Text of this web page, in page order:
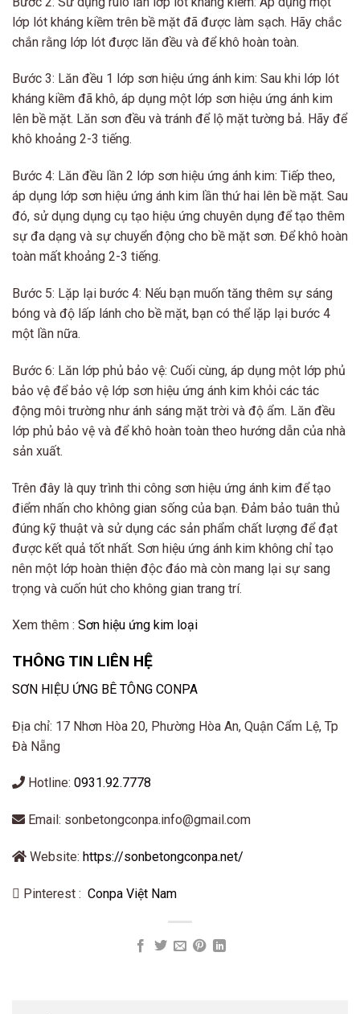
lớp lót kháng kiềm trên bề mặt đã được làm sạch. Hãy chắc
chắn rằng lớp lót được lăn đều và để khô hoàn toàn.
Bước 3: Lăn đều 1 lớp sơn hiệu ứng ánh kim: Sau khi lớp lót
kháng kiềm đã khô, áp dụng một lớp sơn hiệu ứng ánh kim
lên bề mặt. Lăn sơn đều và tránh để lộ mặt tường bả. Hãy để
khô khoảng 2-3 tiếng.
Bước 4: Lăn đều lần 2 lớp sơn hiệu ứng ánh kim: Tiếp theo,
áp dụng lớp sơn hiệu ứng ánh kim lần thứ hai lên bề mặt. Sau
đó, sử dụng dụng cụ tạo hiệu ứng chuyên dụng để tạo thêm
sự đa dạng và sự chuyển động cho bề mặt sơn. Để khô hoàn
toàn mất khoảng 2-3 tiếng.
Bước 5: Lặp lại bước 4: Nếu bạn muốn tăng thêm sự sáng
bóng và độ lấp lánh cho bề mặt, bạn có thể lặp lại bước 4
một lần nữa.
Bước 6: Lăn lớp phủ bảo vệ: Cuối cùng, áp dụng một lớp phủ
bảo vệ để bảo vệ lớp sơn hiệu ứng ánh kim khỏi các tác
động môi trường như ánh sáng mặt trời và độ ẩm. Lăn đều
lớp phủ bảo vệ và để khô hoàn toàn theo hướng dẫn của nhà
sản xuất.
Trên đây là quy trình thi công sơn hiệu ứng ánh kim để tạo
điểm nhấn cho không gian sống của bạn. Đảm bảo tuân thủ
đúng kỹ thuật và sử dụng các sản phẩm chất lượng để đạt
được kết quả tốt nhất. Sơn hiệu ứng ánh kim không chỉ tạo
nên một lớp hoàn thiện độc đáo mà còn mang lại sự sang
trọng và cuốn hút cho không gian trang trí.
Xem thêm : Sơn hiệu ứng kim loại
THÔNG TIN LIÊN HỆ
SƠN HIỆU ỨNG BÊ TÔNG CONPA
Địa chỉ: 17 Nhơn Hòa 20, Phường Hòa An, Quận Cẩm Lệ, Tp
Đà Nẵng
Hotline: 0931.92.7778
Email: sonbetongconpa.info@gmail.com
Website: https://sonbetongconpa.net/
Pinterest : Conpa Việt Nam